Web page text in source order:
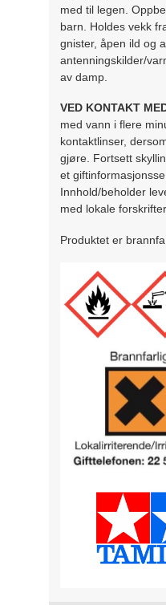
med til legen.
barn. Holdes vekk
gnister, åpen ild og
antenningskilder/
av damp.
VED KONTAKT
med vann i flere
kontaktlinser,
gjøre. Fortsett
et
Innhold/beholder
med lokale
Produktet er